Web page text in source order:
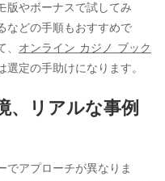
版やボーナスで試してみ
などの手順もおすすめで
オンライン カジノ ブック
定の手助けになります。
、リアルな事例
でアプローチが異なりま